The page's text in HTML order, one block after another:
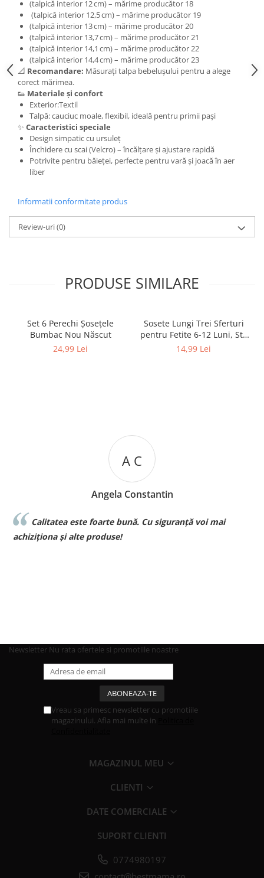
(talpică interior 12 cm) – mărime producător 18
(talpică interior 12,5 cm) – mărime producător 19
(talpică interior 13 cm) – mărime producător 20
(talpică interior 13,7 cm) – mărime producător 21
(talpică interior 14,1 cm) – mărime producător 22
(talpică interior 14,4 cm) – mărime producător 23
📐 Recomandare: Măsurați talpa bebelușului pentru a alege
corect mărimea.
👟 Materiale și confort
Exterior:Textil
Talpă: cauciuc moale, flexibil, ideală pentru primii pași
✨ Caracteristici speciale
Design simpatic cu ursuleț
Închidere cu scai (Velcro) – încălțare și ajustare rapidă
Potrivite pentru băieței, perfecte pentru vară și joacă în aer
liber
Informatii conformitate produs
Review-uri(0)
PRODUSE SIMILARE
Set 6 Perechi Şosețele
Bumbac Nou Născut
24,99 Lei
Sosete Lungi Trei Sferturi
pentru Fetite 6-12 Luni, Stil
Dres Dantelat, cu Fundita
14,99 Lei
A C
Angela Constantin
Calitatea este foarte bună. Cu siguranță voi mai
achiziționa și alte produse!
Newsletter Nu rata ofertele si promotiile noastre
Vreau sa primesc newsletter cu promotiile
magazinului. Afla mai multe in
MAGAZINUL MEU
CLIENTI
DATE COMERCIALE
SUPORT CLIENTI
0774980197